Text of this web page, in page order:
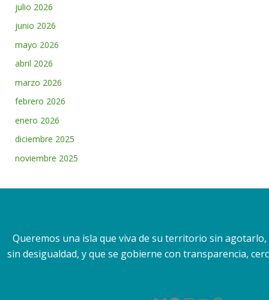
julio 2026
junio 2026
mayo 2026
abril 2026
marzo 2026
febrero 2026
enero 2026
diciembre 2025
noviembre 2025
Queremos una isla que viva de su territorio sin
sin desigualdad, y que se gobierne con transparencia,